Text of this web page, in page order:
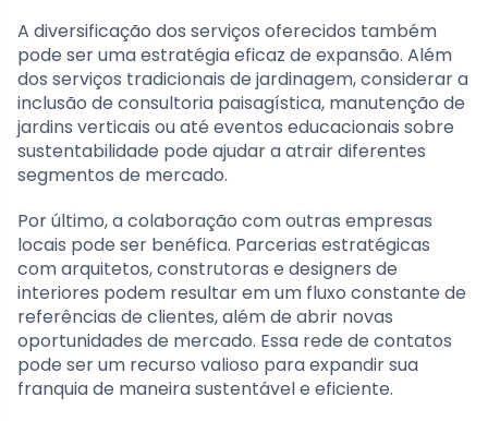
A diversificação dos serviços oferecidos também
pode ser uma estratégia eficaz de expansão. Além
dos serviços tradicionais de jardinagem, considerar a
inclusão de consultoria paisagística, manutenção de
jardins verticais ou até eventos educacionais sobre
sustentabilidade pode ajudar a atrair diferentes
segmentos de mercado.
Por último, a colaboração com outras empresas
locais pode ser benéfica. Parcerias estratégicas
com arquitetos, construtoras e designers de
interiores podem resultar em um fluxo constante de
referências de clientes, além de abrir novas
oportunidades de mercado. Essa rede de contatos
pode ser um recurso valioso para expandir sua
franquia de maneira sustentável e eficiente.